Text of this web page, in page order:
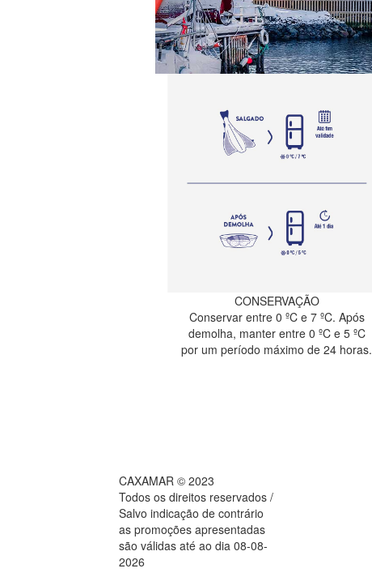
CONSERVAÇÃO
Conservar entre 0 ºC e 7 ºC. Após
demolha, manter entre 0 ºC e 5 ºC
por um período máximo de 24 horas.
CAXAMAR © 2023
Todos os direitos reservados /
Salvo indicação de contrário
as promoções apresentadas
são válidas até ao dia 08-08-
2026